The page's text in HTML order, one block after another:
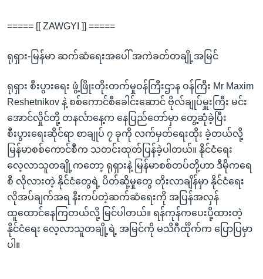
ရန်
သို့
ရန်
===== [[ ZAWGYI ]] =====
ရုရှား-မြန်မာ ဆက်ဆံရေးအပေါ် အကဲခတ်တချို့အမြင်
ရုရှား စီးပွားရေး ဖွံ့ဖြိုးတိုးတက်မှုဝန်ကြီးဌာန ဝန်ကြီး Mr Maxim
Reshetnikov နဲ့ စစ်ကောင်စီခေါင်းဆောင် ဗိုလ်ချုပ်မှူးကြီး မင်း
အောင်လှိုင်တို့ တနင်္လာနေ့က နေပြည်တော်မှာ တွေ့ဆုံခဲ့ပြီး
စီးပွားရေးဆိုင်ရာ စာချုပ် ၇ ခုကို လက်မှတ်ရေးထိုး ခဲ့တယ်လို့
မြန်မာစစ်ကောင်စီက သတင်းထုတ်ပြန်ခဲ့ပါတယ်။ နိုင်ငံရေး
လေ့လာသူတချို့ကတော့ ရုရှားနဲ့ မြန်မာစစ်တပ်တို့ဟာ ဒီမိုကရေ
စီ လိုလားတဲ့ နိုင်ငံတွေရဲ့ ပိတ်ဆို့မှုတွေ တိုးလာချိန်မှာ နိုင်ငံရေး
လိုအပ်ချက်အရ နီးကပ်တဲ့ဆက်ဆံရေးကို အပြန်အလှန်
ထူထောင်နေကြတယ်လို့ မြင်ပါတယ်။ ရန်ကုန်ကပေးပို့ထားတဲ့
နိုင်ငံရေး လေ့လာသူတချို့ရဲ့ အမြင်ကို မသိဂီင်္ထိုက်က ပြောပြမှာ
ပါ။